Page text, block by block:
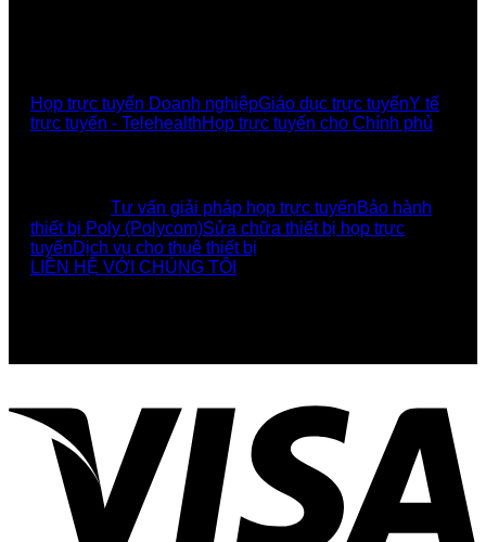
Họp trực tuyến Doanh nghiệpGiáo dục trực tuyếnY tế
trực tuyến - TelehealthHọp trực tuyến cho Chính phủ
Tư vấn giải pháp họp trực tuyếnBảo hành
thiết bị Poly (Polycom)Sửa chữa thiết bị họp trực
tuyếnDịch vụ cho thuê thiết bị
LIÊN HỆ VỚI CHÚNG TÔI